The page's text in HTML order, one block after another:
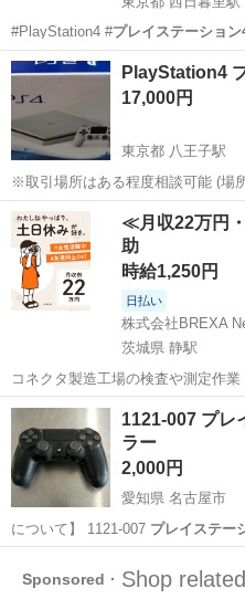
#PlayStation4 #プレイステーション
東京 台東区 西日暮里駅
PlayStation4
17,000円
東京都 八王子駅
※取引場所はある程度相談可能 (場所によって
PS4(CUH-2100AB) カラー：Glacier White
コントローラー、電源ケーブル、
東京 八王子市 八王子駅
≪月収22万円
助
時給1,250円
日払い
株式会社BREXA
茨城県 静駅
コネクタ製造工場の検査や測定作業
日128日★クリーンルーム内作業★
★就業先食堂利用可！日払い制度あり
工場のお仕事 ◇コネクタ製造工...
茨城 常陸大宮市
1121-007 プ
ラー
2,000円
愛知県 名古屋市
について】 1121-007 プレイステー
…